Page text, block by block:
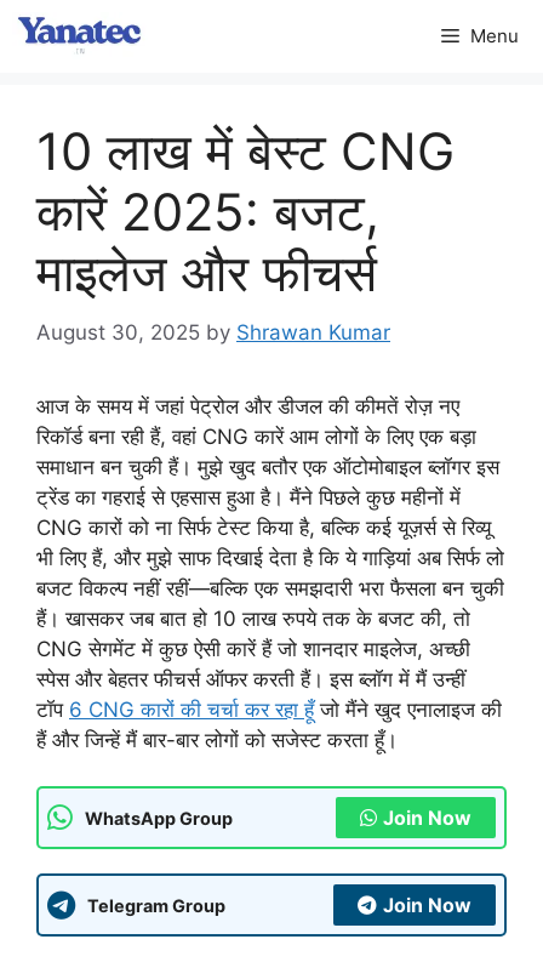
Skip
Menu
10 लाख में बेस्ट CNG
कारें 2025: बजट,
माइलेज और फीचर्स
August 30, 2025 by Shrawan Kumar
आज के समय में जहां पेट्रोल और डीजल की कीमतें रोज़ नए
रिकॉर्ड बना रही हैं, वहां CNG कारें आम लोगों के लिए एक बड़ा
समाधान बन चुकी हैं। मुझे खुद बतौर एक ऑटोमोबाइल ब्लॉगर इस
ट्रेंड का गहराई से एहसास हुआ है। मैंने पिछले कुछ महीनों में
CNG कारों को ना सिर्फ टेस्ट किया है, बल्कि कई यूज़र्स से रिव्यू
भी लिए हैं, और मुझे साफ दिखाई देता है कि ये गाड़ियां अब सिर्फ लो
बजट विकल्प नहीं रहीं—बल्कि एक समझदारी भरा फैसला बन चुकी
हैं। खासकर जब बात हो 10 लाख रुपये तक के बजट की, तो
CNG सेगमेंट में कुछ ऐसी कारें हैं जो शानदार माइलेज, अच्छी
स्पेस और बेहतर फीचर्स ऑफर करती हैं। इस ब्लॉग में मैं उन्हीं
टॉप 6 CNG कारों की चर्चा कर रहा हूँजो मैंने खुद एनालाइज की
हैं और जिन्हें मैं बार-बार लोगों को सजेस्ट करता हूँ।
WhatsApp Group Join Now
Telegram Group Join Now